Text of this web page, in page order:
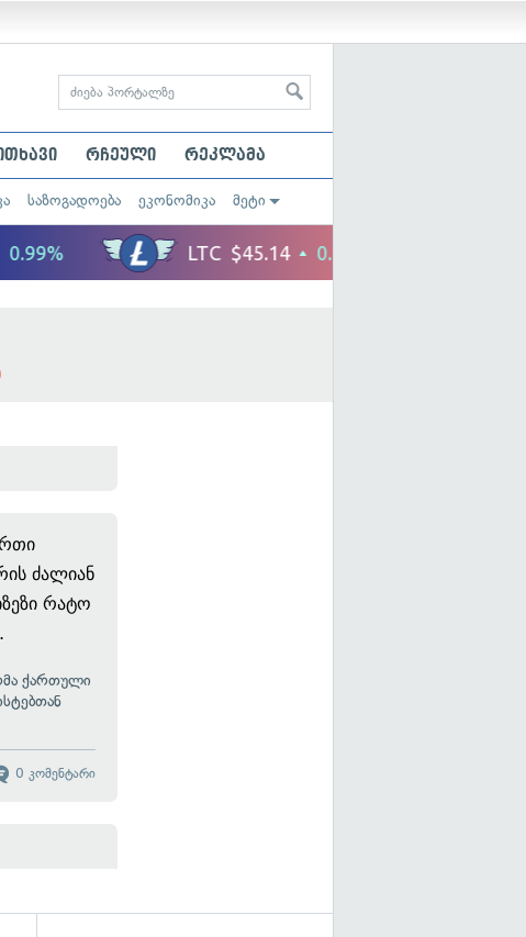
რჩეული რეკლამა
საზოგადოება ეკონომიკა მეტი
ძალიან
რატო
ქართული
0 კომენტარი